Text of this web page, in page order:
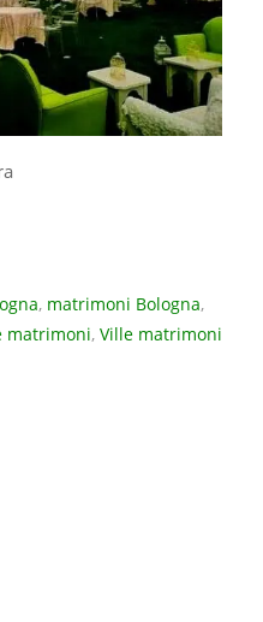
, matrimoni Bologna,
matrimoni, Ville matrimoni